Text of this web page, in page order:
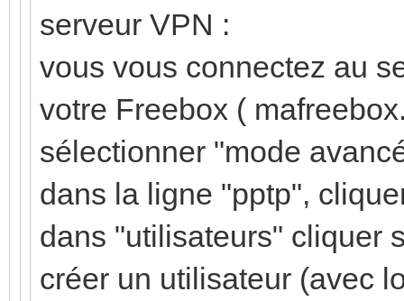
serveur VPN :
vous vous connectez au
votre Freebox (
sélectionner "mode
dans la ligne "pptp",
dans "utilisateurs" cliquer
créer un utilisateur (avec